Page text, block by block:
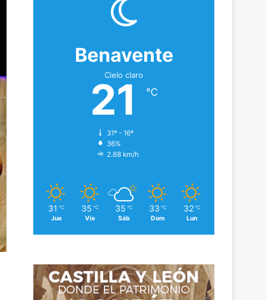
Benavente
Cielo claro
21 ℃
31º - 16º
36%
2.68 km/h
31 ℃
Jue
35 ℃
Vie
35 ℃
Sáb
33 ℃
Dom
32 ℃
Lun